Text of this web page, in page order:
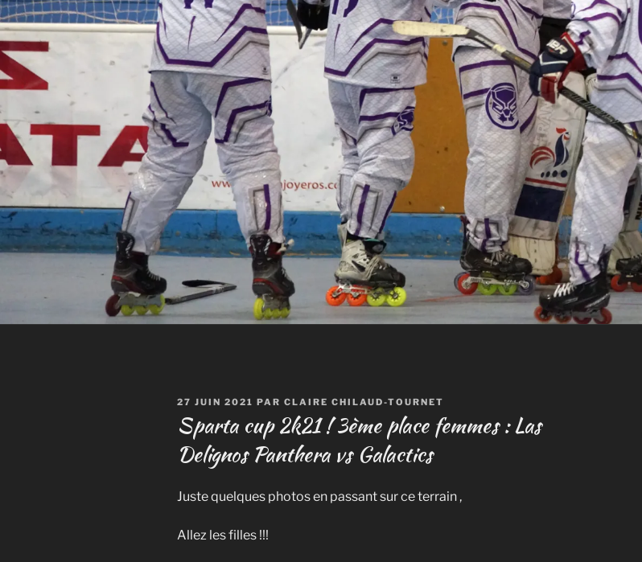
PUBLIÉ
27 JUIN 2021 PAR CLAIRE CHILAUD-TOURNET
Sparta cup 2k21 ! 3ème place femmes : Las
Delignos Panthera vs Galactics
Juste quelques photos en passant sur ce terrain ,
Allez les filles !!!